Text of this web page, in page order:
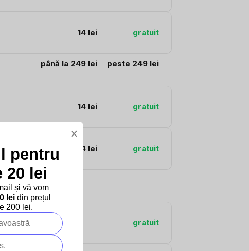
14 lei gratuit
până la 249 lei peste 249 lei
14 lei gratuit
14 lei gratuit
gratuit
×
pentru
20 lei
și vă vom
lei din prețul
200 lei.